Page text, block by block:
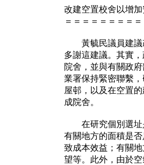
改建空置校舍以增
＝＝＝＝＝＝＝＝
黃毓民議員建議
多謝這建議。其實
院舍，並與有關政
業署保持緊密聯繫
屋邨，以及在空置
成院舍。
在研究個別選址
有關地方的面積是
致成本效益；有關
望等。此外，由於